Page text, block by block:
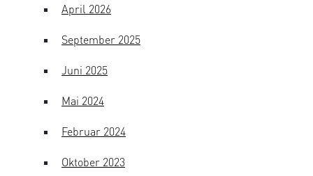
April 2026
September 2025
Juni 2025
Mai 2024
Februar 2024
Oktober 2023